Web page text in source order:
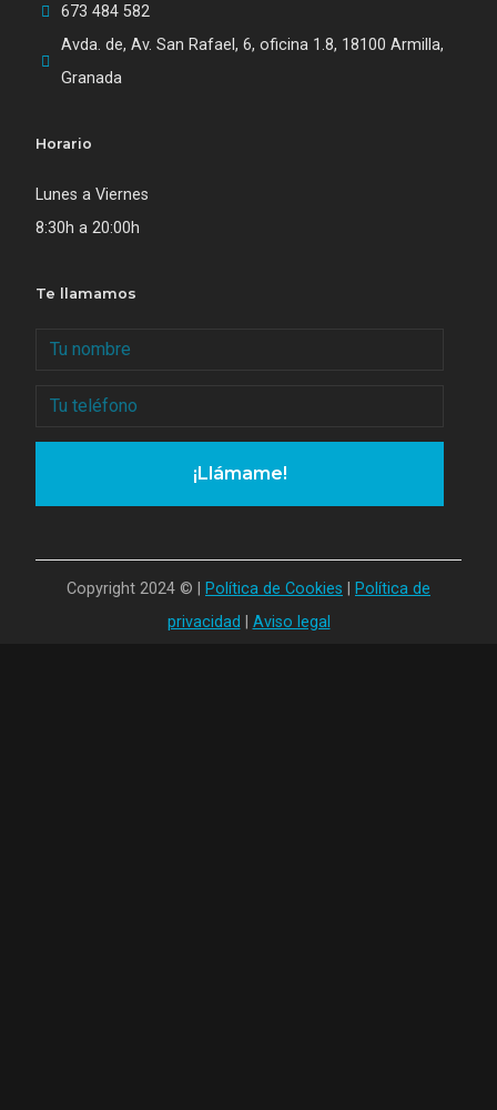
673 484 582‬
Avda. de, Av. San Rafael, 6, oficina 1.8, 18100 Armilla,
Granada
Horario
Lunes a Viernes
8:30h a 20:00h
Te llamamos
¡Llámame!
Copyright 2024 © | Política de Cookies
Política de
privacidad
Aviso legal